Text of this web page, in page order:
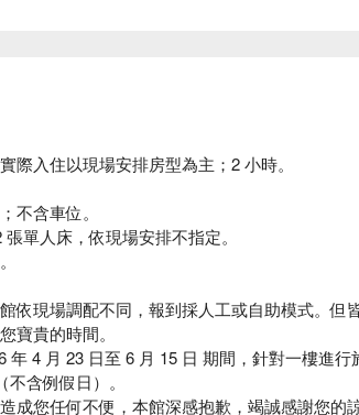
際入住以現場安排房型為主；2 小時。
不含車位。
張單人床，依現場安排不指定。
依現場調配不同，報到採人工或自助模式。但
寶貴的時間。
年 4 月 23 日至 6 月 15 日 期間，針對一樓進
含例假日）。
成您任何不便，本館深感抱歉，竭誠感謝您的